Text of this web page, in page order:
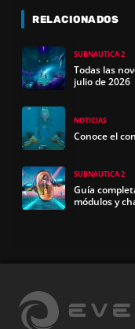
RELACIONADOS
SUBNAUTICA 2
Todas las
julio de 2026
NOTICIAS
Conoce el
SUBNAUTICA 2
Guía
módulos y